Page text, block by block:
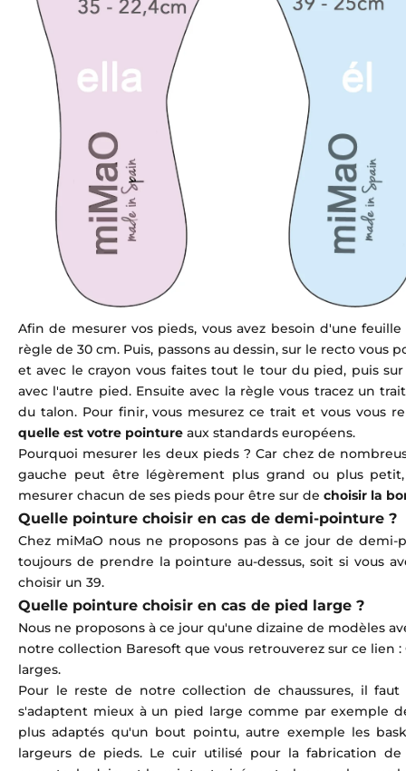
Afin de mesurer vos pieds, vous avez besoin d'une
règle de 30 cm. Puis, passons au dessin, sur le recto vous
et avec le crayon vous faites tout le tour du pied, puis
avec l'autre pied. Ensuite avec la règle vous tracez un
du talon. Pour finir, vous mesurez ce trait et vous vous
quelle est votre pointure aux standards européens.
Pourquoi mesurer les deux pieds ? Car chez de
gauche peut être légèrement plus grand ou plus
mesurer chacun de ses pieds pour être sur de choisir la
Quelle pointure choisir en cas de demi-pointure ?
Chez miMaO nous ne proposons pas à ce jour de demi-
toujours de prendre la pointure au-dessus, soit si vous
choisir un 39.
Quelle pointure choisir en cas de pied large ?
Nous ne proposons à ce jour qu'une dizaine de modèles
notre collection Baresoft que vous retrouverez sur ce lien :
larges.
Pour le reste de notre collection de chaussures, il
s'adaptent mieux à un pied large comme par exemple
plus adaptés qu'un bout pointu, autre exemple les
largeurs de pieds. Le cuir utilisé pour la fabrication